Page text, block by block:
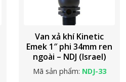
Van xả khí Kinetic
Emek 1″ phi 34mm ren
ngoài – NDJ (Israel)
Mã sản phẩm: NDJ-33